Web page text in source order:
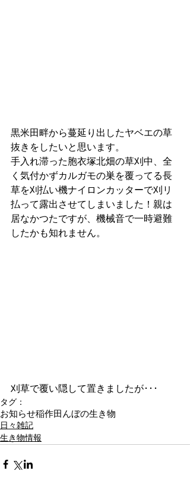
黒米田畔から蔓延り出したヤベエの草
抜きをしたいと思います。
手入れ滞った胞衣塚北畑の草刈中、全
く気付かずカルガモの巣を覆ってる長
草を刈払い機ナイロンカッターで刈リ
払って露出させてしまいました！親は
居なかつたですが、機械音で一時避難
したかも知れません。
刈草で覆い隠して置きましたが･･･
タグ：
お知らせ稲作田んぼの生き物
日々雑記
生き物情報